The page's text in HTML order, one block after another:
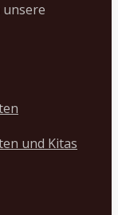
und Kitas